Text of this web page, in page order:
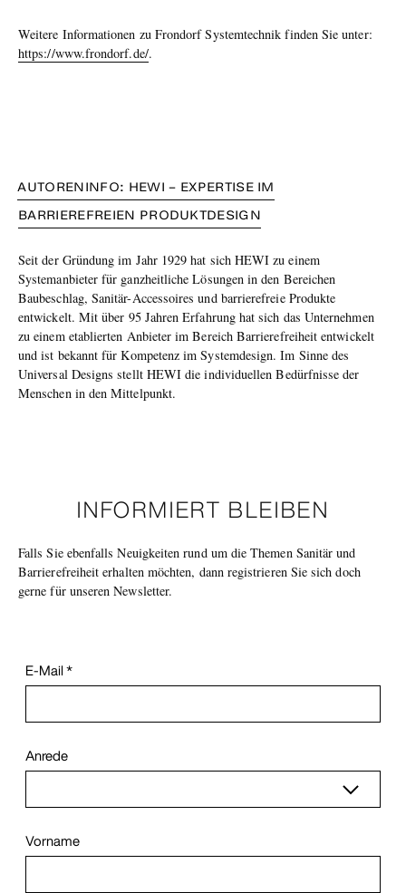
Weitere Informationen zu Frondorf Systemtechnik finden Sie unter:
https://www.frondorf.de/.
AUTORENINFO: HEWI – EXPERTISE IM
BARRIEREFREIEN PRODUKTDESIGN
Seit der Gründung im Jahr 1929 hat sich HEWI zu einem
Systemanbieter für ganzheitliche Lösungen in den Bereichen
Baubeschlag, Sanitär-Accessoires und barrierefreie Produkte
entwickelt. Mit über 95 Jahren Erfahrung hat sich das Unternehmen
zu einem etablierten Anbieter im Bereich Barrierefreiheit entwickelt
und ist bekannt für Kompetenz im Systemdesign. Im Sinne des
Universal Designs stellt HEWI die individuellen Bedürfnisse der
Menschen in den Mittelpunkt.
INFORMIERT BLEIBEN
Falls Sie ebenfalls Neuigkeiten rund um die Themen Sanitär und
Barrierefreiheit erhalten möchten, dann registrieren Sie sich doch
gerne für unseren Newsletter.